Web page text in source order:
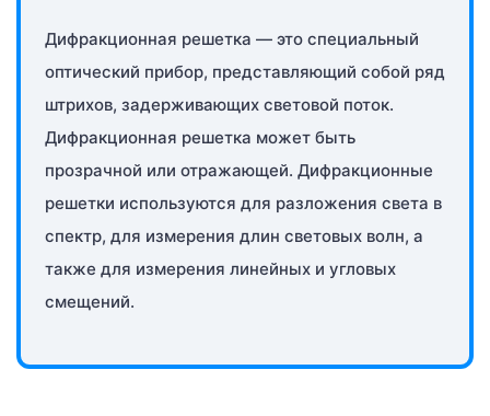
Дифракционная решетка — это специальный
оптический прибор, представляющий собой ряд
штрихов, задерживающих световой поток.
Дифракционная решетка может быть
прозрачной или отражающей. Дифракционные
решетки используются для разложения света в
спектр, для измерения длин световых волн, а
также для измерения линейных и угловых
смещений.